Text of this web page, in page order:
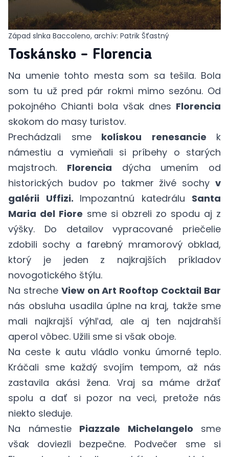
Západ slnka Baccoleno, archív: Patrik Šťastný
Toskánsko – Florencia
Na umenie tohto mesta som sa tešila. Bola
som tu už pred pár rokmi mimo sezónu. Od
pokojného Chianti bola však dnes Florencia
skokom do masy turistov.
Prechádzali smekolískou renesancie k
námestiu a vymieňali si príbehy o starých
majstroch. Florencia dýcha umením od
historických budov po takmer živé sochy v
galérii Uffizi. Impozantnú katedrálu Santa
Maria del Fiore sme si obzreli zo spodu aj z
výšky. Do detailov vypracované priečelie
zdobili sochy a farebný mramorový obklad,
ktorý je jeden z najkrajších príkladov
novogotického štýlu.
Na streche View on Art Rooftop Cocktail Bar
nás obsluha usadila úplne na kraj, takže sme
mali najkrajší výhľad, ale aj ten najdrahší
aperol vôbec. Užili sme si však oboje.
Na ceste k autu vládlo vonku úmorné teplo.
Kráčali sme každý svojím tempom, až nás
zastavila akási žena. Vraj sa máme držať
spolu a dať si pozor na veci, pretože nás
niekto sleduje.
Na námestie Piazzale Michelangelo sme
však doviezli bezpečne. Podvečer sme si